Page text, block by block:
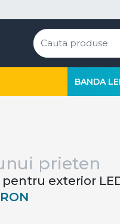
BANDA
prieten
exterior
RON